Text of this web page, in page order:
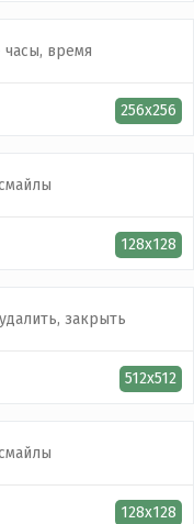
256x256
128x128
512x512
128x128